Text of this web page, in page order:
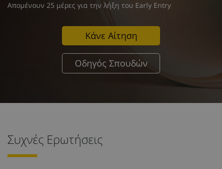
Απομένουν 25 μέρες για την λήξη του Early Entry
Κάνε Αίτηση
Οδηγός Σπουδών
Συχνές Ερωτήσεις